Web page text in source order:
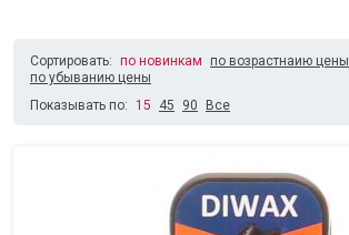
Сортировать: по новинкам
по возрастнаию цены
по убыванию цены
Показывать по:
15 45 90 Все